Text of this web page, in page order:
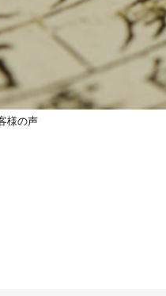
様の声